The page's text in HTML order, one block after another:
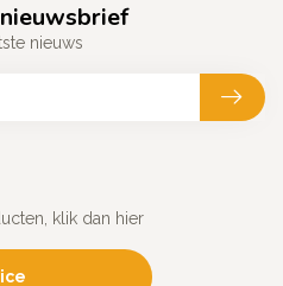
klik dan hier
nieuws